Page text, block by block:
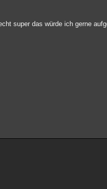
super das würde ich gerne